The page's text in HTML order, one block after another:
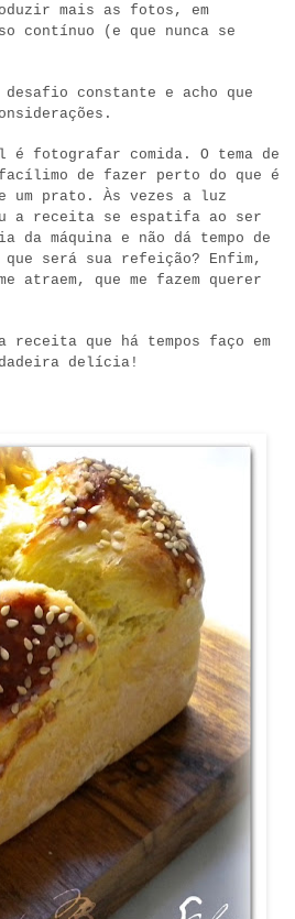
mais as fotos, em
contínuo (e que nunca se
constante e acho que
fotografar comida. O tema de
de fazer perto do que é
um prato. Às vezes a luz
a receita se espatifa ao ser
da máquina e não dá tempo de
será sua refeição? Enfim,
atraem, que me fazem querer
receita que há tempos faço em
delícia!